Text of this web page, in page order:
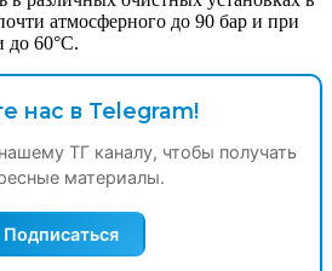
атмосферного до 90 бар и при
до 60°C.
нас в Telegram!
ТГ каналу, чтобы получать
материалы.
Подписаться